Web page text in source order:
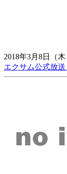
2018年3月8日（木
エクサム公式放送